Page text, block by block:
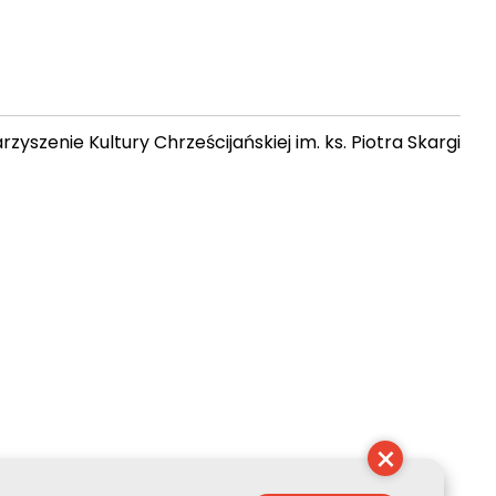
Kultury Chrześcijańskiej im. ks. Piotra Skargi
×